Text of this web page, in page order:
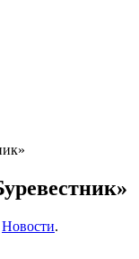
Новости.